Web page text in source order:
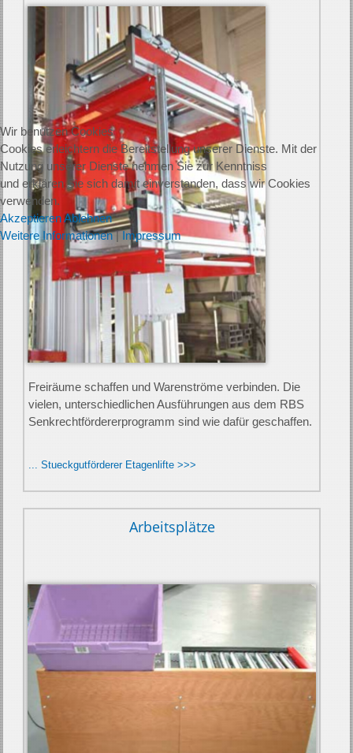
Freiräume schaffen und Warenströme verbinden. Die
vielen, unter­schied­lichen Aus­führung­en aus dem RBS
Senk­recht­för­derer­pro­gramm sind wie dafür geschaffen.
... Stueckgutförderer Etagenlifte >>>
Arbeitsplätze
Wir benutzen Cookies
Cookies erleichtern die Bereitstellung unserer Dienste. Mit der
Nutzung unserer Dienste nehmen Sie zur Kenntniss
und erklären Sie sich damit einverstanden, dass wir Cookies
verwenden.
AkzeptierenAblehnen
Weitere Informationen|Impressum